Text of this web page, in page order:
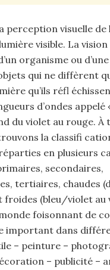
perception visuelle
visible. La
organisme ou
qui ne diffèrent
qu’ils réfl
d’ondes appelé
du violet au rouge. À
la classifi
en plusieurs
secondaires,
tertiaires, chaudes
(bleu/violet au
foisonnant de
important dans
– peinture –
– publicité –